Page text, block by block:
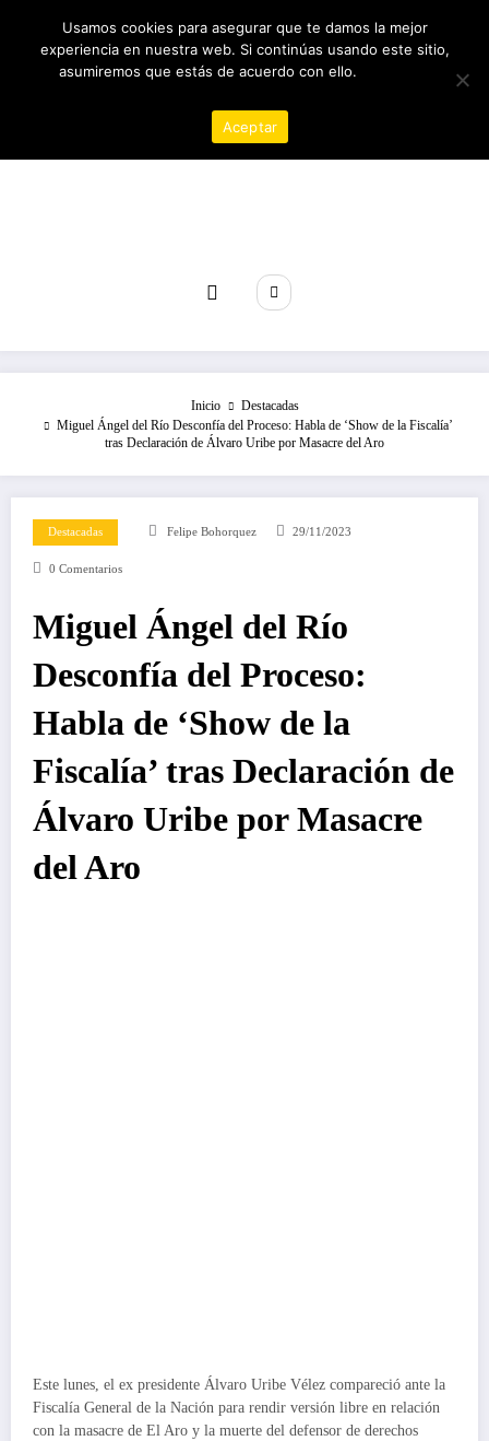
contenido
09/08/2026 8:15:24 AM
Inicio
Destacadas
Miguel Ángel del Río Desconfía del Proceso: Habla de ‘Show de la Fiscalía’
tras Declaración de Álvaro Uribe por Masacre del Aro
Destacadas Felipe Bohorquez 29/11/2023
0 Comentarios
Miguel Ángel del Río
Desconfía del Proceso:
Habla de ‘Show de la
Fiscalía’ tras Declaración de
Álvaro Uribe por Masacre
del Aro
Este lunes, el ex presidente Álvaro Uribe Vélez compareció ante la
Fiscalía General de la Nación para rendir versión libre en relación
con la masacre de El Aro y la muerte del defensor de derechos
Usamos cookies para asegurar que te damos la mejor
experiencia en nuestra web. Si continúas usando este sitio,
asumiremos que estás de acuerdo con ello.
Aceptar